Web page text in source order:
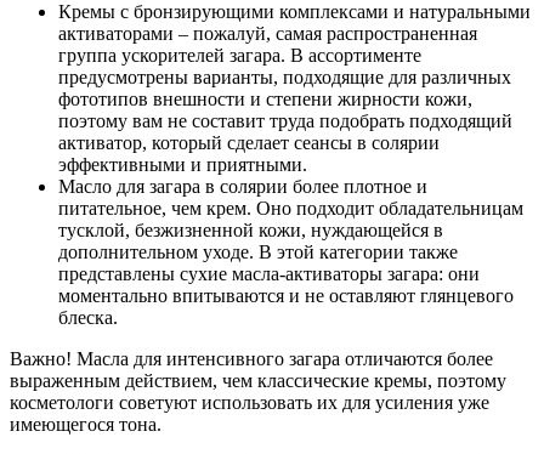
Кремы с бронзирующими комплексами и натуральными
активаторами – пожалуй, самая распространенная
группа ускорителей загара. В ассортименте
предусмотрены варианты, подходящие для различных
фототипов внешности и степени жирности кожи,
поэтому вам не составит труда подобрать подходящий
активатор, который сделает сеансы в солярии
эффективными и приятными.
Масло для загара в солярии более плотное и
питательное, чем крем. Оно подходит обладательницам
тусклой, безжизненной кожи, нуждающейся в
дополнительном уходе. В этой категории также
представлены сухие масла-активаторы загара: они
моментально впитываются и не оставляют глянцевого
блеска.
Важно! Масла для интенсивного загара отличаются более
выраженным действием, чем классические кремы, поэтому
косметологи советуют использовать их для усиления уже
имеющегося тона.